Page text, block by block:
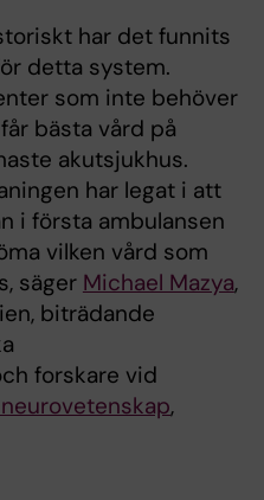
har det funnits
detta system.
som inte behöver
bästa vård på
akutsjukhus.
har legat i att
i första ambulansen
vilken vård som
säger Michael Mazya,
biträdande
forskare vid
,